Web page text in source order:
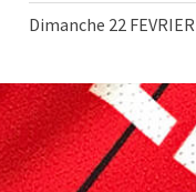
Dimanche 22 FEVRIER